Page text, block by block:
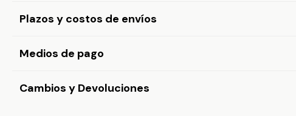
Plazos y costos de envíos
Medios de pago
Cambios y Devoluciones